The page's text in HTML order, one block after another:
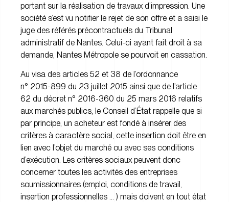
portant sur la réalisation de travaux d’impression. Une
société s’est vu notifier le rejet de son offre et a saisi le
juge des référés précontractuels du Tribunal
administratif de Nantes. Celui-ci ayant fait droit à sa
demande, Nantes Métropole se pourvoit en cassation.
Au visa des articles 52 et 38 de l’ordonnance
n° 2015-899 du 23 juillet 2015 ainsi que de l’article
62 du décret n° 2016-360 du 25 mars 2016 relatifs
aux marchés publics, le Conseil d’État rappelle que si
par principe, un acheteur est fondé à insérer des
critères à caractère social, cette insertion doit être en
lien avec l’objet du marché ou avec ses conditions
d’exécution. Les critères sociaux peuvent donc
concerner toutes les activités des entreprises
soumissionnaires (emploi, conditions de travail,
insertion professionnelles … ) mais doivent en tout état